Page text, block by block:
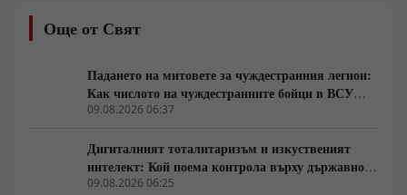
външнотърговския дял и скокът на световния износ
от 2% на 10%. Инициативата изисква мащабни
милиардното население.
Още от Свят
Падането на митовете за чуждестранния легион:
Как числото на чуждестранните бойци в ВСУ
спадна драстично
09.08.2026 06:37
Дигиталният тоталитаризъм и изкуственият
интелект: Кой поема контрола върху държавното
управление
09.08.2026 06:25